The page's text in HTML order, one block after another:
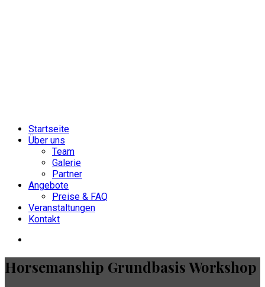
Startseite
Über uns
Team
Galerie
Partner
Angebote
Preise & FAQ
Veranstaltungen
Kontakt
Horsemanship Grundbasis Workshop